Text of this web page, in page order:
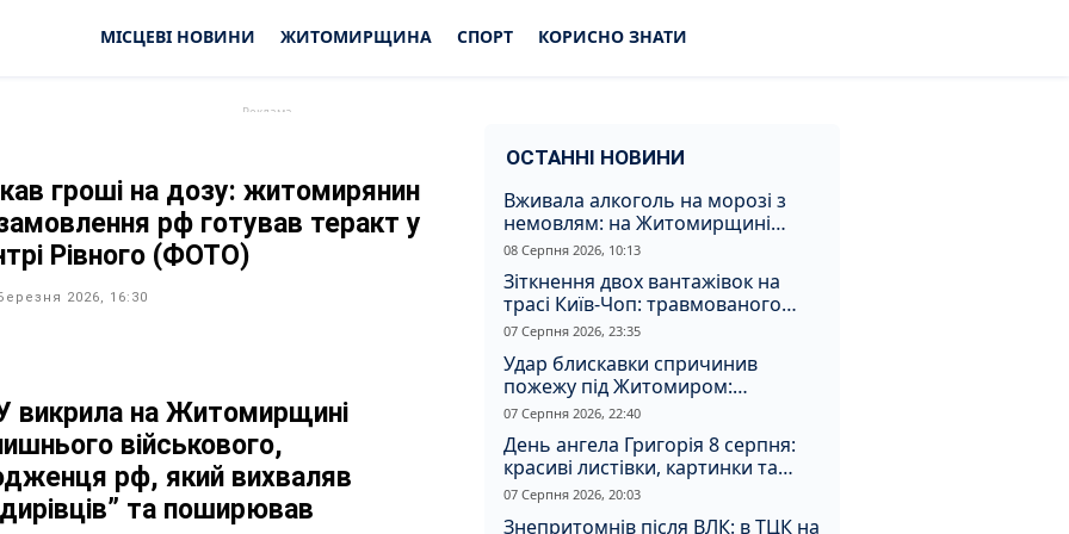
МІСЦЕВІ НОВИНИ ЖИТОМИРЩИНА СПОРТ КОРИСНО ЗНАТИ
гроші на дозу: житомирянин
рф готував теракт у
Рівного (ФОТО)
2026, 16:30
викрила на Житомирщині
військового,
рф, який вихваляв
та поширював
ОСТАННІ НОВИНИ
Вживала алкоголь на морозі з
немовлям: на Житомирщині
засудили матір, через яку дитина
отримала обмороження
08 Серпня 2026, 10:13
Зіткнення двох вантажівок на
трасі Київ-Чоп: травмованого
водія забрали до лікарні
07 Серпня 2026, 23:35
Удар блискавки спричинив
пожежу під Житомиром:
рятувальники витягли з вогню
кота
07 Серпня 2026, 22:40
День ангела Григорія 8 серпня:
красиві листівки, картинки та
душевні привітання
07 Серпня 2026, 20:03
Знепритомнів після ВЛК: в ТЦК на